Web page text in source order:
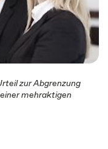
zur Abgrenzung
mehraktigen